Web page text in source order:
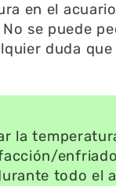
el
se puede
duda que
la
todo el